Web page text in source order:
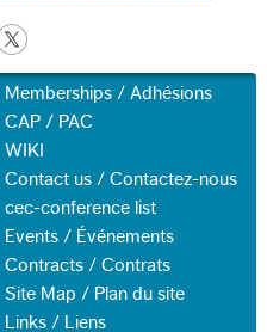
Memberships / Adhésions
CAP / PAC
WIKI
Contact us / Contactez-nous
cec-conference list
Events / Événements
Contracts / Contrats
Site Map / Plan du site
Links / Liens